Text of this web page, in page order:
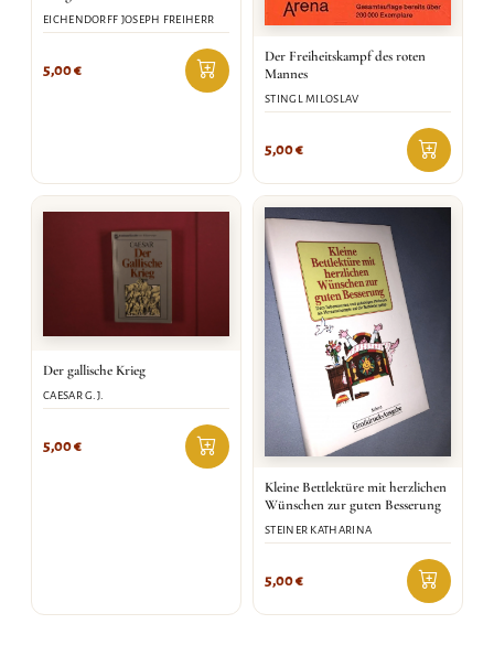
EICHENDORFF JOSEPH FREIHERR
5,00€
Der Freiheitskampf des roten
Mannes
STINGL MILOSLAV
5,00€
Der gallische Krieg
CAESAR G.J.
5,00€
Kleine Bettlektüre mit herzlichen
Wünschen zur guten Besserung
STEINER KATHARINA
5,00€